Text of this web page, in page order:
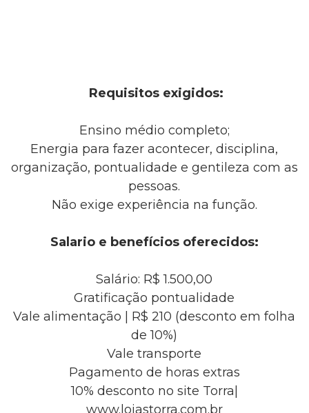
Requisitos exigidos:
Ensino médio completo;
Energia para fazer acontecer, disciplina,
organização, pontualidade e gentileza com as
pessoas.
Não exige experiência na função.
Salario e benefícios oferecidos:
Salário: R$ 1.500,00
Gratificação pontualidade
Vale alimentação | R$ 210 (desconto em folha
de 10%)
Vale transporte
Pagamento de horas extras
10% desconto no site Torra|
www.lojastorra.com.br